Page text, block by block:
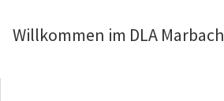
Willkommen im DLA Marbach